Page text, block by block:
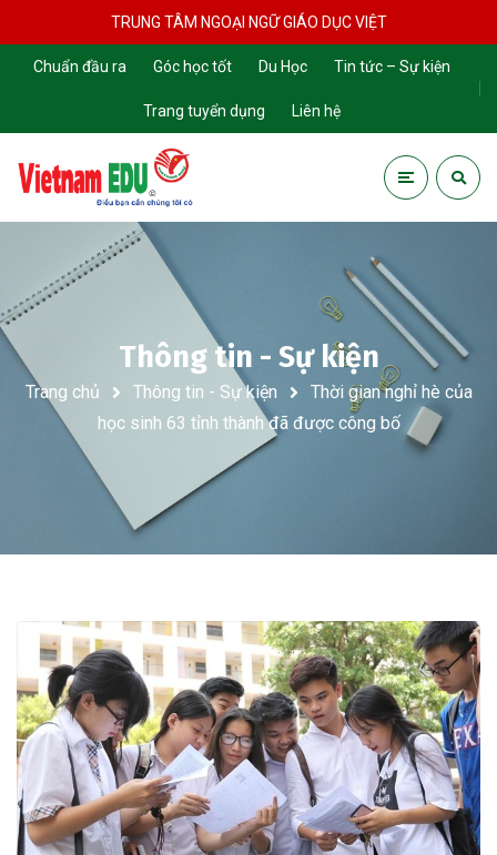
TRUNG TÂM NGOẠI NGỮ GIÁO DỤC VIỆT
Chuẩn đầu ra Góc học tốt Du Học Tin tức – Sự kiện
Trang tuyển dụng Liên hệ
Thông tin - Sự kiện
Trang chủ Thông tin - Sự kiện
Thời gian nghỉ hè của
học sinh 63 tỉnh thành đã được công bố